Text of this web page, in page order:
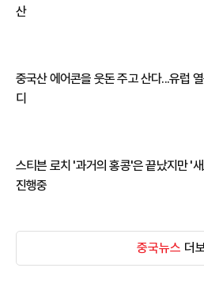
산
중국산 에어콘을 웃돈 주고 산다...유럽
디
스티븐 로치 '과거의 홍콩'은 끝났지만 '
진행중
중국뉴스 더